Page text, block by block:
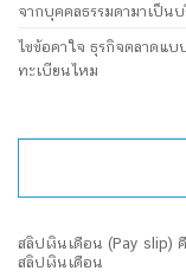
จากบุคคลธรรมดามาเป็น
ไขข้อคาใจ ธุรกิจตลาดแบ
ทะเบียนไหม
สลิปเงินเดือน (Pay slip)
สลิปเงินเดือน